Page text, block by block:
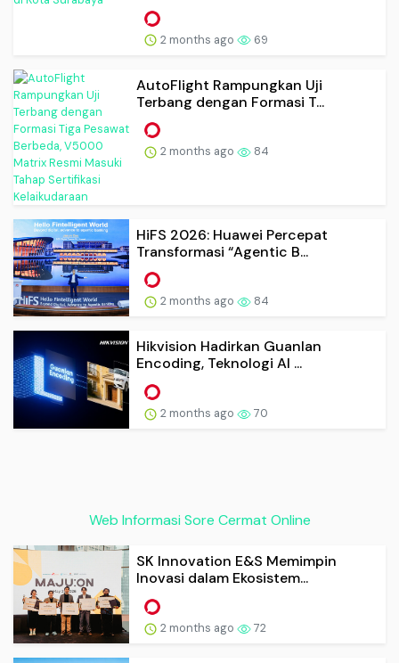
2 months ago 69
AutoFlight Rampungkan Uji
Terbang dengan Formasi T...
2 months ago 84
HiFS 2026: Huawei Percepat
Transformasi “Agentic B...
2 months ago 84
Hikvision Hadirkan Guanlan
Encoding, Teknologi AI ...
2 months ago 70
Web Informasi Sore Cermat Online
SK Innovation E&S Memimpin
Inovasi dalam Ekosistem...
2 months ago 72